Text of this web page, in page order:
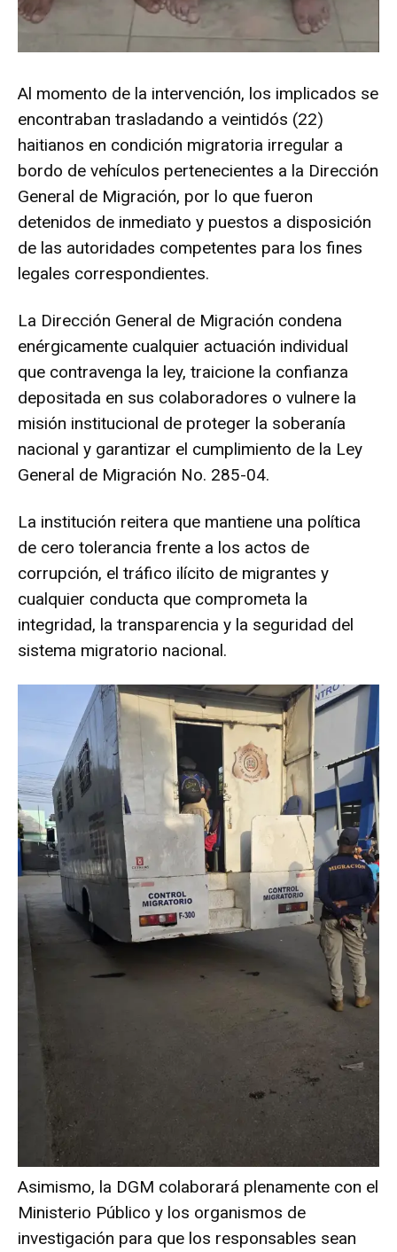
Al momento de la intervención, los implicados se
encontraban trasladando a veintidós (22)
haitianos en condición migratoria irregular a
bordo de vehículos pertenecientes a la Dirección
General de Migración, por lo que fueron
detenidos de inmediato y puestos a disposición
de las autoridades competentes para los fines
legales correspondientes.
La Dirección General de Migración condena
enérgicamente cualquier actuación individual
que contravenga la ley, traicione la confianza
depositada en sus colaboradores o vulnere la
misión institucional de proteger la soberanía
nacional y garantizar el cumplimiento de la Ley
General de Migración No. 285-04.
La institución reitera que mantiene una política
de cero tolerancia frente a los actos de
corrupción, el tráfico ilícito de migrantes y
cualquier conducta que comprometa la
integridad, la transparencia y la seguridad del
sistema migratorio nacional.
Asimismo, la DGM colaborará plenamente con el
Ministerio Público y los organismos de
investigación para que los responsables sean